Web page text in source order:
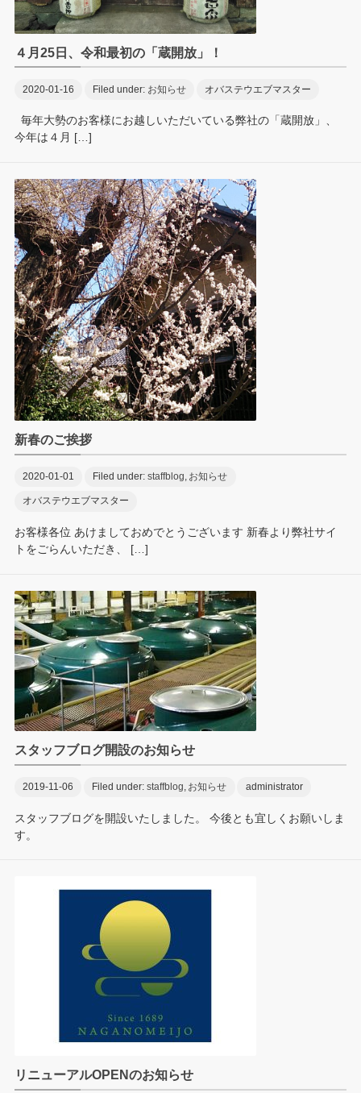
４月25日、令和最初の「蔵開放」！
2020-01-16 Filed under: お知らせ オバステウエブマスター
毎年大勢のお客様にお越しいただいている弊社の「蔵開放」、
今年は４月 […]
新春のご挨拶
2020-01-01 Filed under: staffblog, お知らせ
オバステウエブマスター
お客様各位 あけましておめでとうございます 新春より弊社サイ
トをごらんいただき、 […]
スタッフブログ開設のお知らせ
2019-11-06 Filed under: staffblog, お知らせ administrator
スタッフブログを開設いたしました。 今後とも宜しくお願いしま
す。
リニューアルOPENのお知らせ